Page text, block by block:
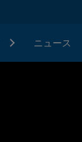
ニュース